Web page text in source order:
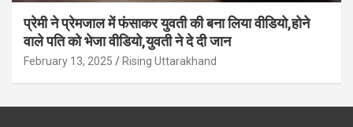
प्रेमी ने प्रेमजाल में फंसाकर युवती की बना लिया वीडियो,होने
वाले पत‍ि को भेजा वीड‍ियो,युवती ने दे दी जान
February 13, 2025 Rising Uttarakhand